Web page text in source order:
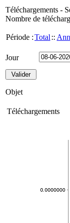
Téléchargements -
Nombre de
Période :Total ::
Jour
Objet
Téléchargements